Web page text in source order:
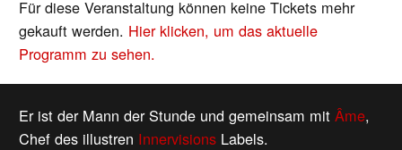
Für diese Veranstaltung können keine Tickets mehr
gekauft werden. Hier klicken, um das aktuelle
Programm zu sehen.
Er ist der Mann der Stunde und gemeinsam mitÂme,
Chef des illustren Innervisions Labels.